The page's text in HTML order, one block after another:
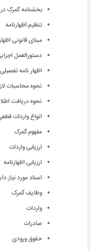
بخشنامه گمرک در
تنظیم اظهارنامه
مبنای قانونی
دستورالعمل
اظهار نامه
نحوه محاسبات
نحوه دريافت
انواع واردات
مفهوم گمرک
ارزیابی واردات
ارزیابی اظهارنامه
اسناد مورد نياز
وظایف گمرک
واردات
صادرات
حقوق ورودی